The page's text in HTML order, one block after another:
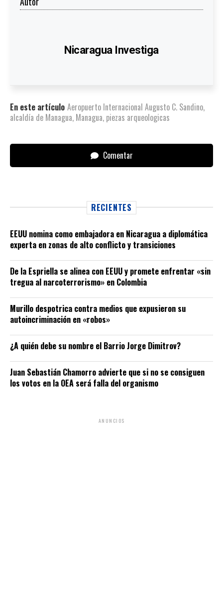
Nicaragua Investiga
En este artículo Aeropuerto Internacional Augusto C. Sandino,
alcaldía de Managua, Managua, piezas arqueologicas
Comentar
RECIENTES
EEUU nomina como embajadora en Nicaragua a diplomática
experta en zonas de alto conflicto y transiciones
De la Espriella se alinea con EEUU y promete enfrentar «sin
tregua al narcoterrorismo» en Colombia
Murillo despotrica contra medios que expusieron su
autoincriminación en «robos»
¿A quién debe su nombre el Barrio Jorge Dimitrov?
Juan Sebastián Chamorro advierte que si no se consiguen
los votos en la OEA será falla del organismo
ANUNCIOS